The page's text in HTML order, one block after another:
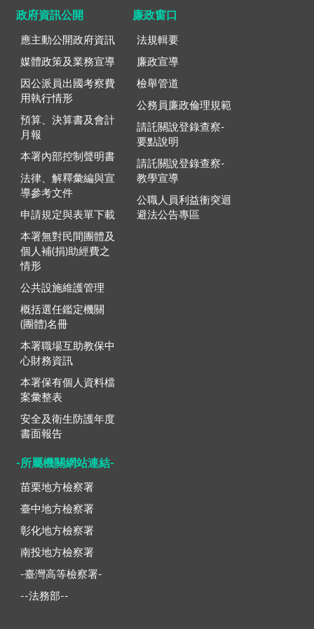
政府資訊公開
應主動公開政府資訊
媒體政策及業務宣導
因公派員出國考察費
用執行情形
預算、決算書及會計
月報
本署內部控制聲明書
法律、解釋彙編與宣
導參考文件
申請規定與表單下載
本署無對民間團體及
個人補(捐)助經費之
情形
公共設施維護管理
概括選任鑑定機關
(團體)名冊
本署職場互助教保中
心財務資訊
本署保有個人資料檔
案彙整表
安全及衛生防護年度
書面報告
廉政窗口
法規輯要
廉政宣導
檢舉管道
公務員廉政倫理規範
請託關說登錄查察-
要點說明
請託關說登錄查察-
教學宣導
公職人員利益衝突迴
避法公告專區
-所屬機關網站連結-
苗栗地方檢察署
臺中地方檢察署
彰化地方檢察署
南投地方檢察署
-臺灣高等檢察署-
--法務部--